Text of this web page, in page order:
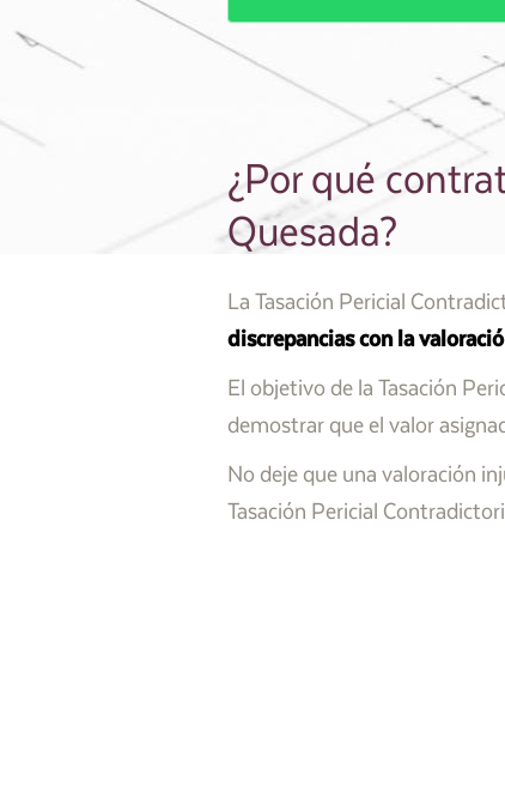
¿Por qué
Quesada?
La Tasación Pericial
discrepancias con la
El objetivo de la Tasación
demostrar que el valor
No deje que una valoración
Tasación Pericial